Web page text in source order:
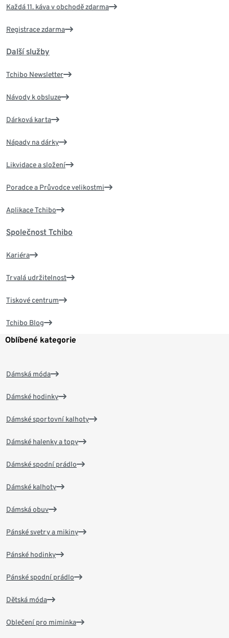
Každá 11. káva v obchodě zdarma
Registrace zdarma
Další služby
Tchibo Newsletter
Návody k obsluze
Dárková karta
Nápady na dárky
Likvidace a složení
Poradce a Průvodce velikostmi
Aplikace Tchibo
Společnost Tchibo
Kariéra
Trvalá udržitelnost
Tiskové centrum
Tchibo Blog
Oblíbené kategorie
Dámská móda
Dámské hodinky
Dámské sportovní kalhoty
Dámské halenky a topy
Dámské spodní prádlo
Dámské kalhoty
Dámská obuv
Pánské svetry a mikiny
Pánské hodinky
Pánské spodní prádlo
Dětská móda
Oblečení pro miminka